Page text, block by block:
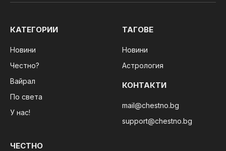
КАТЕГОРИИ
Новини
Честно?
Вайрал
По света
У нас!
ТАГОВЕ
Новини
Астрология
КОНТАКТИ
mail@chestno.bg
support@chestno.bg
ЧЕСТНО